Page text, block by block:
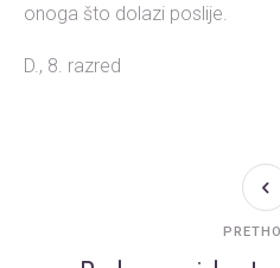
onoga što dolazi poslije.
D., 8. razred